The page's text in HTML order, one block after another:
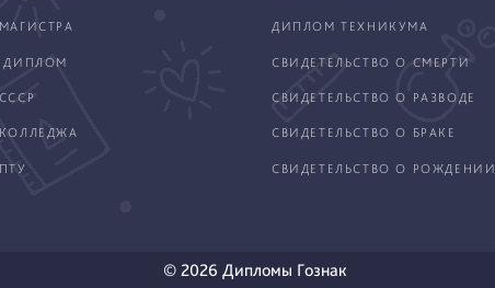
ДИПЛОМ ТЕХНИКУМА
ДИПЛОМ СВИДЕТЕЛЬСТВО О СМЕРТИ
СВИДЕТЕЛЬСТВО О РАЗВОДЕ
СВИДЕТЕЛЬСТВО О БРАКЕ
СВИДЕТЕЛЬСТВО О РОЖДЕНИИ
© 2026 Дипломы Гознак